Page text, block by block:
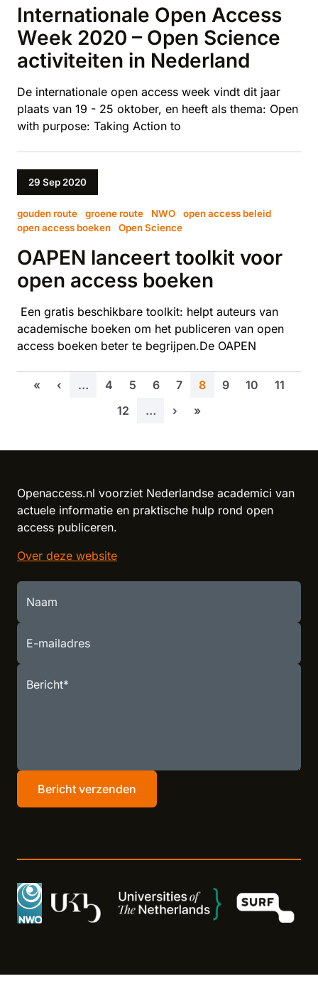
Internationale Open Access
Week 2020 – Open Science
activiteiten in Nederland
De internationale open access week vindt dit jaar
plaats van 19 - 25 oktober, en heeft als thema: Open
with purpose: Taking Action to
29 Sep 2020
gouden route groene route NWO
open access beleid
open access boeken
Open Science
OAPEN lanceert toolkit voor
open access boeken
Een gratis beschikbare toolkit: helpt auteurs van
academische boeken om het publiceren van open
access boeken beter te begrijpen.De OAPEN
Eerste pagina
« Vorige pagina
‹
…
More pages
Pagina
4 Pagina
5 Pagina
6 Pagina
7 Huidige pagina
8 Pagina
9 Pagina
10 Pagina
11
Pagina
12
…
Volgende pagina
› Laatste pagina
»
Openaccess.nl voorziet Nederlandse academici van
actuele informatie en praktische hulp rond open
access publiceren.
Over deze website
Naam
E-mailadres
Bericht